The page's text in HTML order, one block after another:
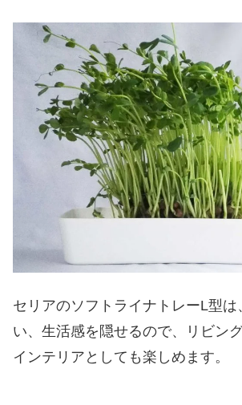
セリアのソフトライナトレーL型
い、生活感を隠せるので、リビン
インテリアとしても楽しめます。